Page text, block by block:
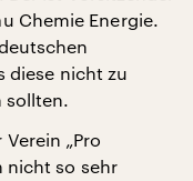
Chemie Energie.
diese nicht zu
sollten.
„Pro
nicht so sehr